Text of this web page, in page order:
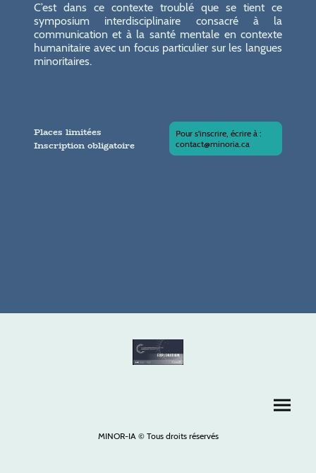
C’est dans ce contexte troublé que se tient ce
symposium interdisciplinaire consacré à la
communication et à la santé mentale en contexte
humanitaire avec un focus particulier sur les langues
minoritaires.
Places limitées
Inscription obligatoire
Pour s'inscrire, écrire à :
contact@minoria.ca
MINOR-IA © Tous droits réservés